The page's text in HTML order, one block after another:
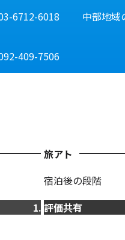
6712-6018 中部地域
409-7506
旅アト
宿泊後の段階
評価共有